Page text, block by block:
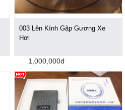
003 Lên Kính Gập Gương Xe
Hơi
1,000,000đ